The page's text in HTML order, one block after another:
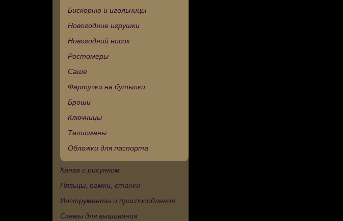
Бискорню и игольницы
Новогодние игрушки
Новогодний носок
Ростомеры
Саше
Фартучки на бутылки
Броши
Ключницы
Талисманы
Обложки для паспорта
Канва с рисунком
Пяльцы, рамки, станки
Инструменты и приспособления
Схемы для вышивания